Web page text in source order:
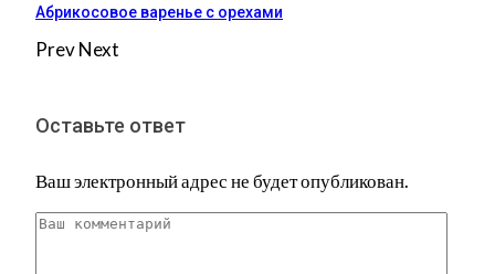
Абрикосовое варенье с орехами
PrevNext
Оставьте ответ
Ваш электронный адрес не будет опубликован.